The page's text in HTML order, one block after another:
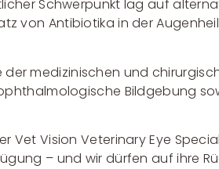
Schwerpunkt lag auf
von Antibiotika in der
medizinischen und
Bildgebung
Vet Vision Veterinary Eye
– und wir dürfen auf ihre